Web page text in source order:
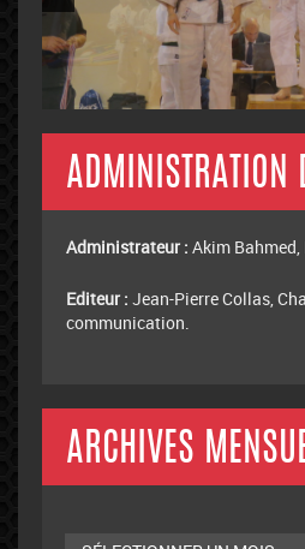
ADMINISTRATION
Administrateur : Akim
Editeur : Jean-Pierre Collas,
communication.
ARCHIVES